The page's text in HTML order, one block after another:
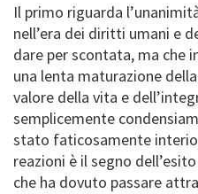
Il primo riguarda
nell’era dei diritti umani e
dare per scontata, ma che
una lenta maturazione
valore della vita e
semplicemente
stato faticosamente
reazioni è il segno
che ha dovuto passare